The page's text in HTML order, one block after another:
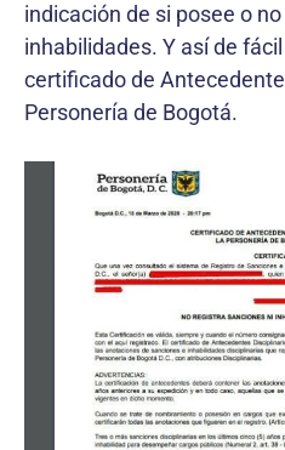
indicación de si posee o
inhabilidades. Y así de
certificado de
Personería de Bogotá.